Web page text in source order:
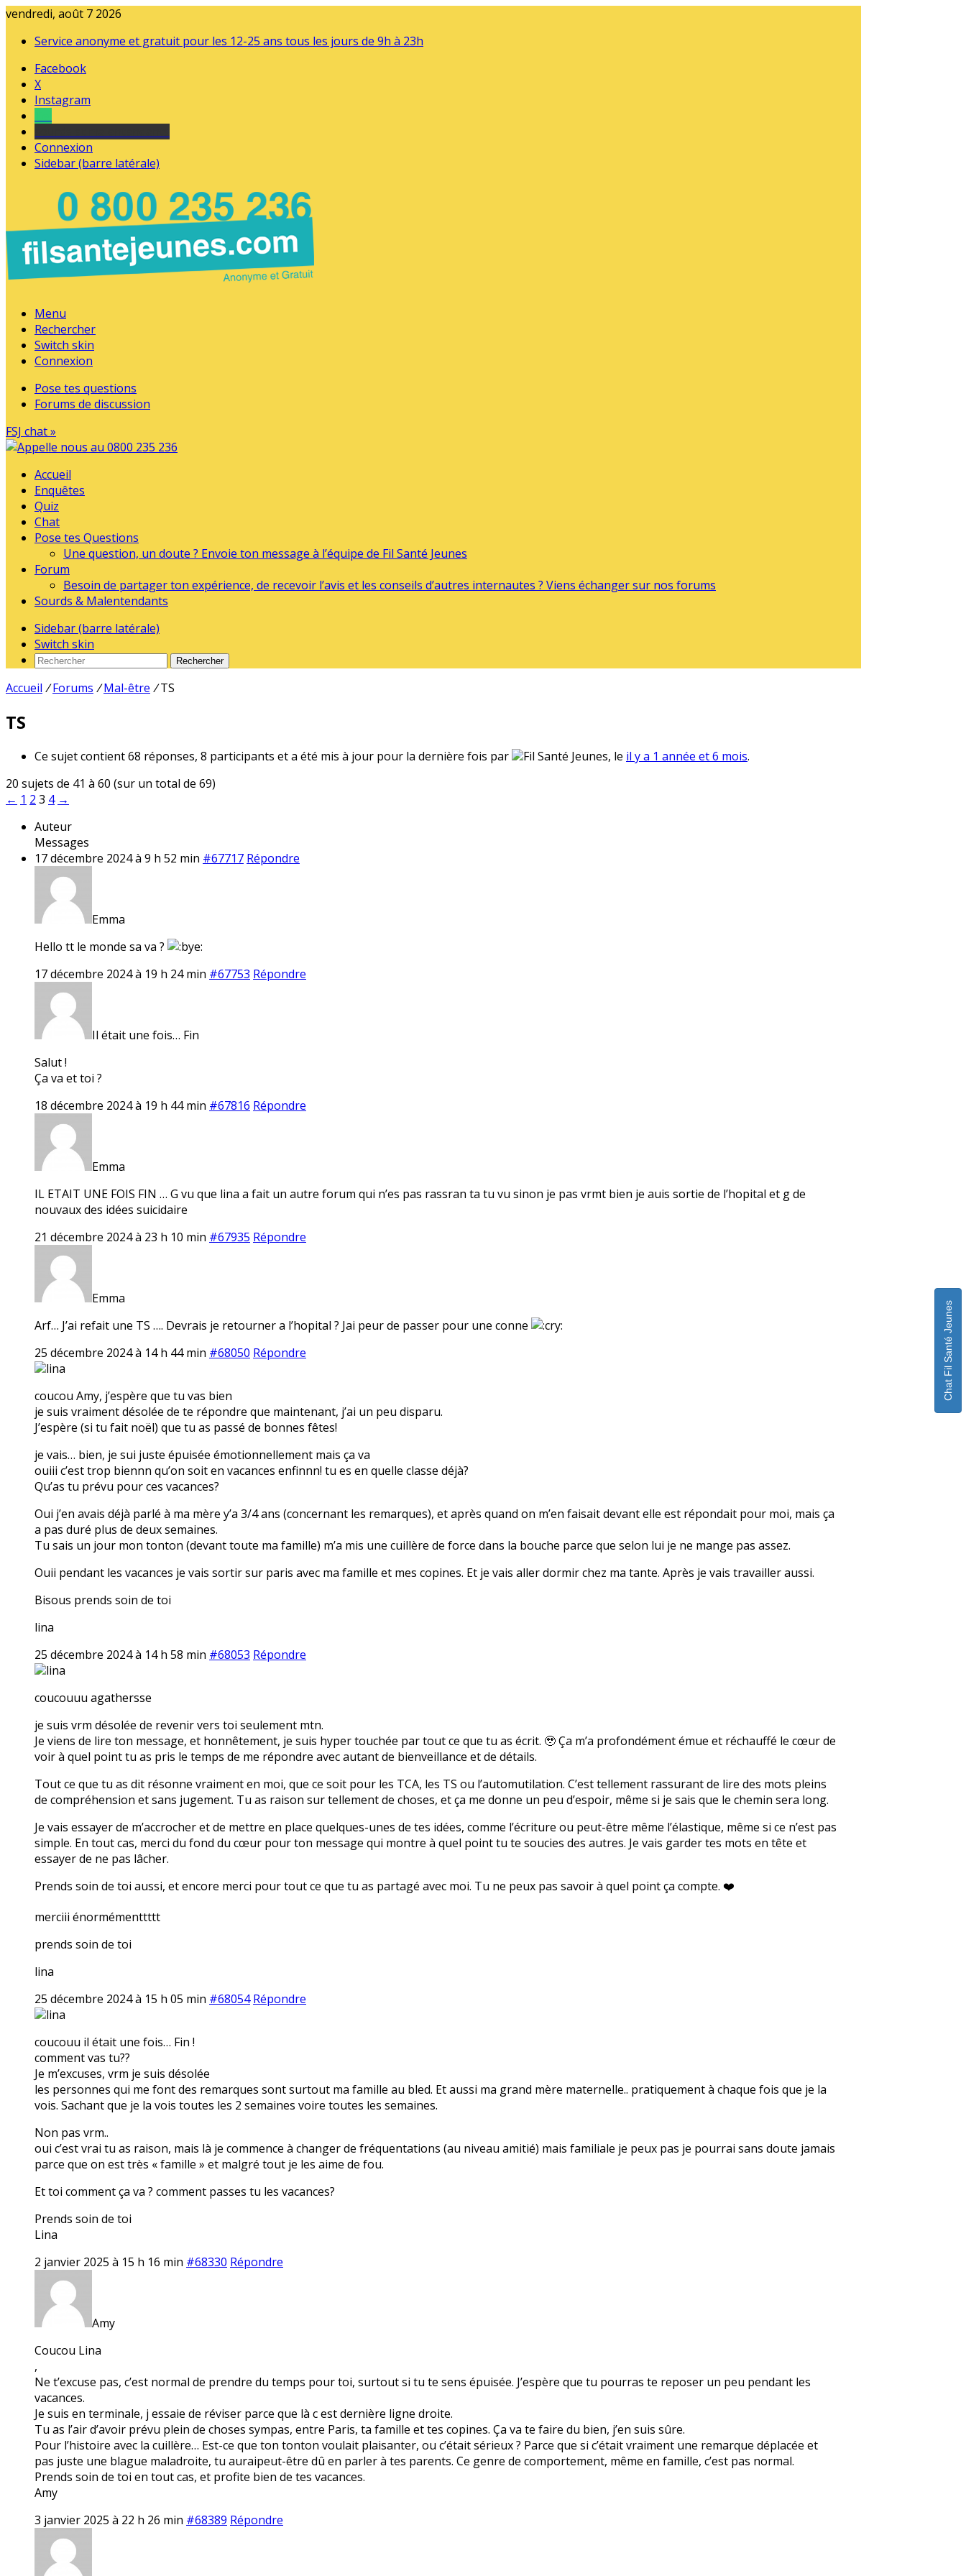
vendredi, août 7 2026
Service anonyme et gratuit pour les 12-25 ans tous les jours de 9h à 23h
Facebook
X
Instagram
Connexion
Sidebar (barre latérale)
Menu
Rechercher
Switch skin
Connexion
Pose tes questions
Forums de discussion
FSJ chat »
Accueil
Enquêtes
Quiz
Chat
Pose tes Questions
Une question, un doute ? Envoie ton message à l’équipe de Fil Santé Jeunes
Forum
Besoin de partager ton expérience, de recevoir l’avis et les conseils d’autres internautes ? Viens échanger sur nos forums
Sourds & Malentendants
Sidebar (barre latérale)
Switch skin
Rechercher
Accueil / Forums / Mal-être / TS
TS
Ce sujet contient 68 réponses, 8 participants et a été mis à jour pour la dernière fois par Fil Santé Jeunes, le il y a 1 année et 6 mois.
20 sujets de 41 à 60 (sur un total de 69)
← 1 2 3 4 →
Auteur
Messages
17 décembre 2024 à 9 h 52 min #67717 Répondre
Emma
Hello tt le monde sa va ?
17 décembre 2024 à 19 h 24 min #67753 Répondre
Il était une fois… Fin
Salut !
Ça va et toi ?
18 décembre 2024 à 19 h 44 min #67816 Répondre
Emma
IL ETAIT UNE FOIS FIN … G vu que lina a fait un autre forum qui n’es pas rassran ta tu vu sinon je pas vrmt bien je auis sortie de l’hopital et g de
nouvaux des idées suicidaire
21 décembre 2024 à 23 h 10 min #67935 Répondre
Emma
Arf… J’ai refait une TS …. Devrais je retourner a l’hopital ? Jai peur de passer pour une conne
25 décembre 2024 à 14 h 44 min #68050 Répondre
lina
coucou Amy, j’espère que tu vas bien
je suis vraiment désolée de te répondre que maintenant, j’ai un peu disparu.
J’espère (si tu fait noël) que tu as passé de bonnes fêtes!
je vais… bien, je sui juste épuisée émotionnellement mais ça va
ouiii c’est trop biennn qu’on soit en vacances enfinnn! tu es en quelle classe déjà?
Qu’as tu prévu pour ces vacances?
Oui j’en avais déjà parlé à ma mère y’a 3/4 ans (concernant les remarques), et après quand on m’en faisait devant elle est répondait pour moi, mais ça
a pas duré plus de deux semaines.
Tu sais un jour mon tonton (devant toute ma famille) m’a mis une cuillère de force dans la bouche parce que selon lui je ne mange pas assez.
Ouii pendant les vacances je vais sortir sur paris avec ma famille et mes copines. Et je vais aller dormir chez ma tante. Après je vais travailler aussi.
Bisous prends soin de toi
lina
25 décembre 2024 à 14 h 58 min #68053 Répondre
lina
coucouuu agathersse
je suis vrm désolée de revenir vers toi seulement mtn.
Je viens de lire ton message, et honnêtement, je suis hyper touchée par tout ce que tu as écrit. 🥹 Ça m’a profondément émue et réchauffé le cœur de
voir à quel point tu as pris le temps de me répondre avec autant de bienveillance et de détails.
Tout ce que tu as dit résonne vraiment en moi, que ce soit pour les TCA, les TS ou l’automutilation. C’est tellement rassurant de lire des mots pleins
de compréhension et sans jugement. Tu as raison sur tellement de choses, et ça me donne un peu d’espoir, même si je sais que le chemin sera long.
Je vais essayer de m’accrocher et de mettre en place quelques-unes de tes idées, comme l’écriture ou peut-être même l’élastique, même si ce n’est pas
simple. En tout cas, merci du fond du cœur pour ton message qui montre à quel point tu te soucies des autres. Je vais garder tes mots en tête et
essayer de ne pas lâcher.
Prends soin de toi aussi, et encore merci pour tout ce que tu as partagé avec moi. Tu ne peux pas savoir à quel point ça compte. ❤️
merciii énormémenttttt
prends soin de toi
lina
25 décembre 2024 à 15 h 05 min #68054 Répondre
lina
coucouu il était une fois… Fin !
comment vas tu??
Je m’excuses, vrm je suis désolée
les personnes qui me font des remarques sont surtout ma famille au bled. Et aussi ma grand mère maternelle.. pratiquement à chaque fois que je la
vois. Sachant que je la vois toutes les 2 semaines voire toutes les semaines.
Non pas vrm..
oui c’est vrai tu as raison, mais là je commence à changer de fréquentations (au niveau amitié) mais familiale je peux pas je pourrai sans doute jamais
parce que on est très « famille » et malgré tout je les aime de fou.
Et toi comment ça va ? comment passes tu les vacances?
Prends soin de toi
Lina
2 janvier 2025 à 15 h 16 min #68330 Répondre
Amy
Coucou Lina
,
Ne t’excuse pas, c’est normal de prendre du temps pour toi, surtout si tu te sens épuisée. J’espère que tu pourras te reposer un peu pendant les
vacances.
Je suis en terminale, j essaie de réviser parce que là c est dernière ligne droite.
Tu as l’air d’avoir prévu plein de choses sympas, entre Paris, ta famille et tes copines. Ça va te faire du bien, j’en suis sûre.
Pour l’histoire avec la cuillère… Est-ce que ton tonton voulait plaisanter, ou c’était sérieux ? Parce que si c’était vraiment une remarque déplacée et
pas juste une blague maladroite, tu auraipeut-être dû en parler à tes parents. Ce genre de comportement, même en famille, c’est pas normal.
Prends soin de toi en tout cas, et profite bien de tes vacances.
Amy
3 janvier 2025 à 22 h 26 min #68389 Répondre
Chat Fil Santé Jeunes